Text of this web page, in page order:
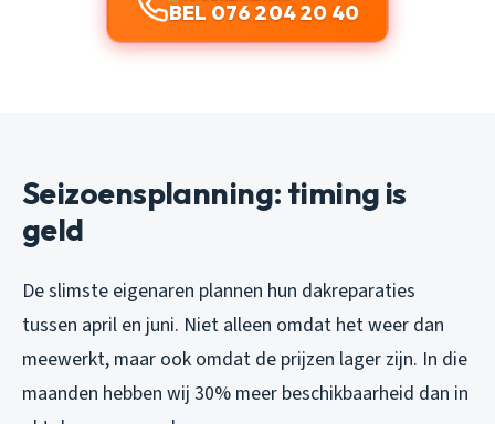
BEL 076 204 20 40
Seizoensplanning: timing is
geld
De slimste eigenaren plannen hun dakreparaties
tussen april en juni. Niet alleen omdat het weer dan
meewerkt, maar ook omdat de prijzen lager zijn. In die
maanden hebben wij 30% meer beschikbaarheid dan in